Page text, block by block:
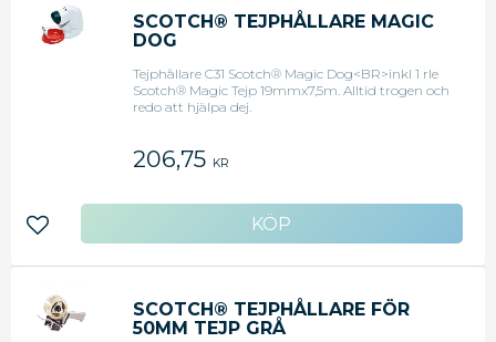
SCOTCH® TEJPHÅLLARE MAGIC
DOG
Tejphållare C31 Scotch® Magic Dog<BR>inkl 1 rle
Scotch® Magic Tejp 19mmx7,5m. Alltid trogen och
redo att hjälpa dej.
206,75 KR
Lägg till i favoriter
SCOTCH® TEJPHÅLLARE FÖR
50MM TEJP GRÅ